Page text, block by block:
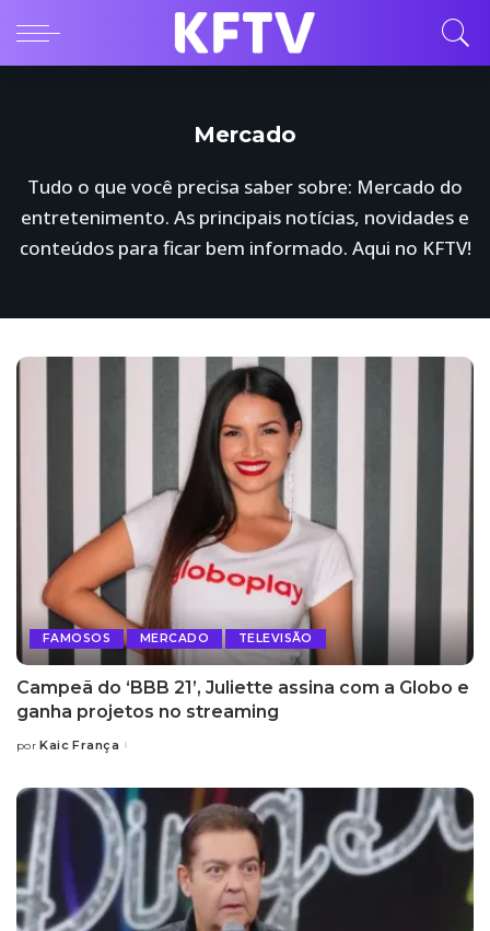
Mercado
Tudo o que você precisa saber sobre: Mercado do
entretenimento. As principais notícias, novidades e
conteúdos para ficar bem informado. Aqui no KFTV!
FAMOSOS MERCADO TELEVISÃO
Campeã do ‘BBB 21’, Juliette assina com a Globo e
ganha projetos no streaming
Posted
por Kaic França